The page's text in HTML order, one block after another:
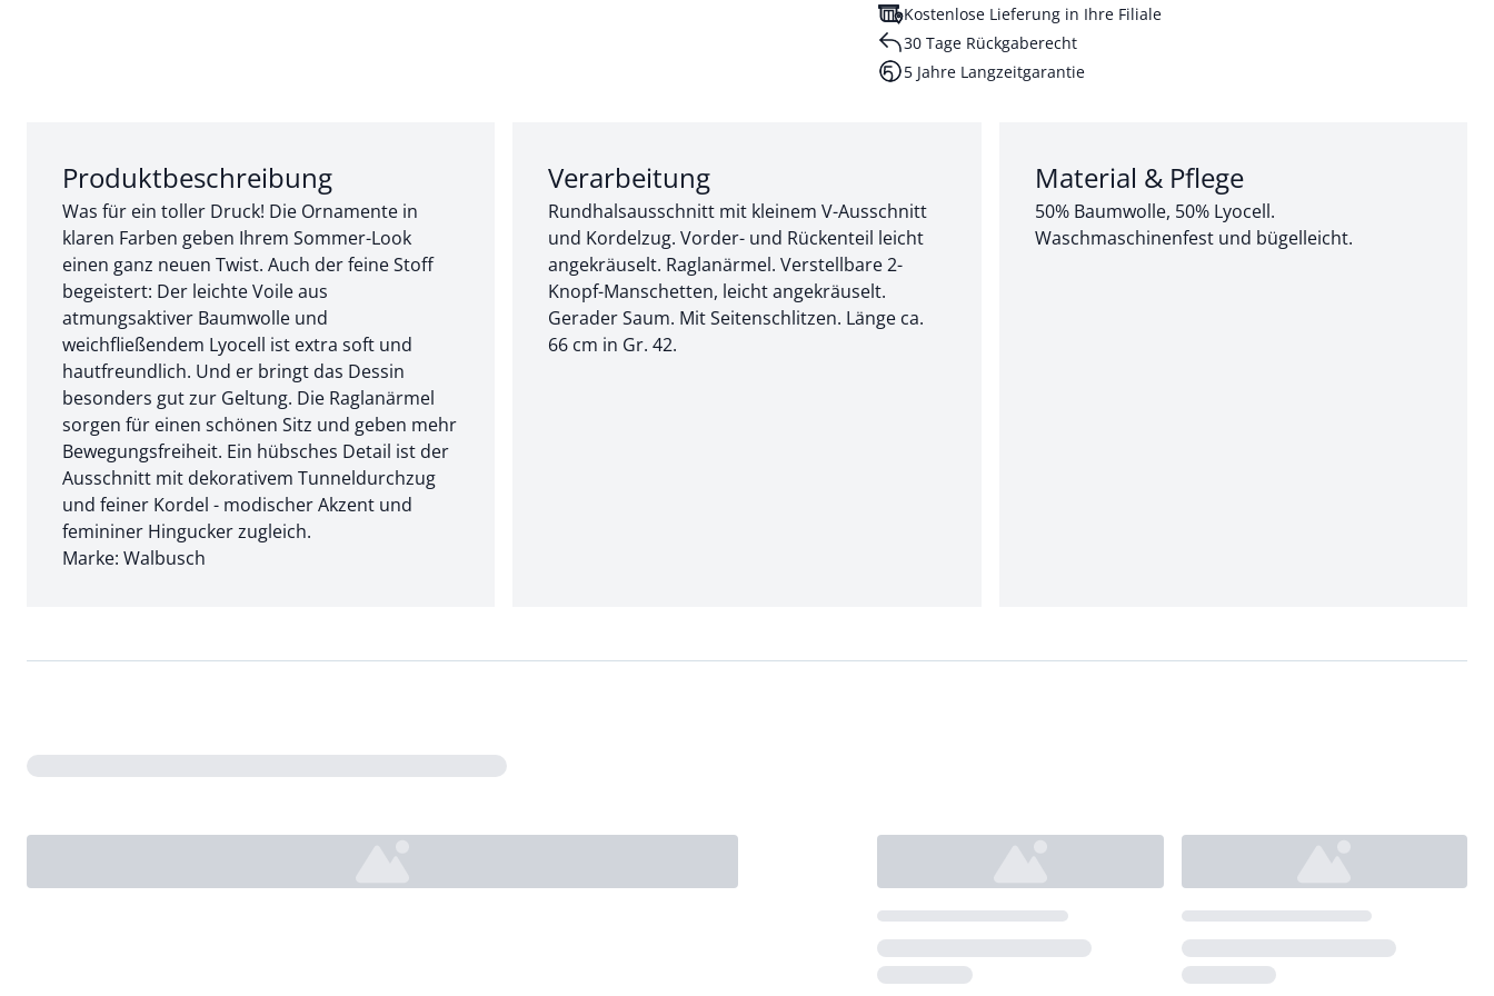
Kostenlose Lieferung in Ihre Filiale
30 Tage Rückgaberecht
5 Jahre Langzeitgarantie
Abschnitt 1 von 3:
Produktbeschreibung
Was für ein toller Druck! Die Ornamente in
klaren Farben geben Ihrem Sommer-Look
einen ganz neuen Twist. Auch der feine Stoff
begeistert: Der leichte Voile aus
atmungsaktiver Baumwolle und
weichfließendem Lyocell ist extra soft und
hautfreundlich. Und er bringt das Dessin
besonders gut zur Geltung. Die Raglanärmel
sorgen für einen schönen Sitz und geben mehr
Bewegungsfreiheit. Ein hübsches Detail ist der
Ausschnitt mit dekorativem Tunneldurchzug
und feiner Kordel - modischer Akzent und
femininer Hingucker zugleich.
Marke: Walbusch
Abschnitt 2 von 3:
Verarbeitung
Rundhalsausschnitt mit kleinem V-Ausschnitt
und Kordelzug. Vorder- und Rückenteil leicht
angekräuselt. Raglanärmel. Verstellbare 2-
Knopf-Manschetten, leicht angekräuselt.
Gerader Saum. Mit Seitenschlitzen. Länge ca.
66 cm in Gr. 42.
Abschnitt 3 von 3:
Material & Pflege
50% Baumwolle, 50% Lyocell.
Waschmaschinenfest und bügelleicht.